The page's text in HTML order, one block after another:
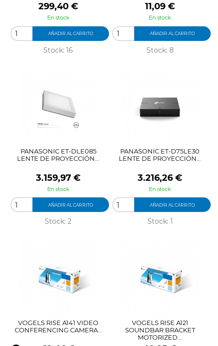
Precio
299,40 €
En stock
AÑADIR AL CARRITO
Stock: 16
Precio
11,09 €
En stock
AÑADIR AL CARRITO
Stock: 8
PANASONIC ET-DLE085
LENTE DE PROYECCIÓN...
Precio
3.159,97 €
En stock
AÑADIR AL CARRITO
Stock: 2
PANASONIC ET-D75LE30
LENTE DE PROYECCIÓN...
Precio
3.216,26 €
En stock
AÑADIR AL CARRITO
Stock: 1
VOGELS RISE A141 VIDEO
CONFERENCING CAMERA...
VOGELS RISE A121
SOUNDBAR BRACKET
MOTORIZED...